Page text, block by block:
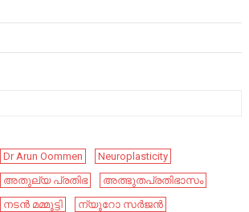
Dr Arun Oommen
Neuroplasticity
അതുല്യ പ്രതിഭ
അത്ഭുതപ്രതിഭാസം
നടൻ മമ്മൂട്ടി
ന്യൂറോ സർജൻ